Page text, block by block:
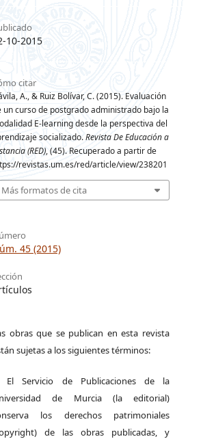
10-2015
citar
A., & Ruiz Bolívar, C. (2015). Evaluación
un curso de postgrado administrado bajo la
E-learning desde la perspectiva del
socializado.Revista De Educación a
(RED), (45). Recuperado a partir de
revistas.um.es/red/article/view/238201
Más formatos de cita
45 (2015)
obras que se publican en esta revista
sujetas a los siguientes términos:
El Servicio de Publicaciones de la
de Murcia (la editorial)
los derechos patrimoniales
de las obras publicadas, y